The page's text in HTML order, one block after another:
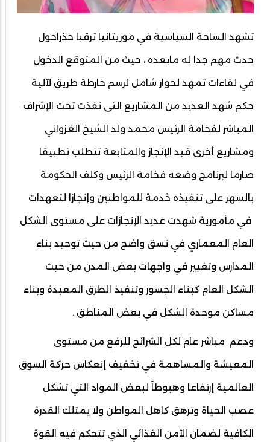
تشهد الساحة السياسية في موريتانيا ترقبا حذراحول
حدث مهم جدا له مابعده ، حيث من المتوقع الدخول
في لقاءات تمهد لحوار شامل لرسم خارطة طريق لآلية
حكم شهد العديد من المشاريع التى نفذت تحت الإشراف
المباشر لفخامة الرئيس محمد ولد الشيخ الغزواني
ومشاريع أخرى قيد الإنجاز والمتابعة تتطلب تطبيقا
صارما لبرنامج وضعه فخامة الرئيس وكلف الحكومة
بالسهر على تنفيذه خدمة للمواطنين وإنجازا لتعهدات
في مأمورية شهدت عديد الإنجازات على مستوى الشكل
العام المعماري في نسق واضح من حيث توحيد بناء
المدارس وتغيير في واجهات بعض المدن من حيث
الشكل العام كبناء الجسور وتنفيذ الطرق المعبدة وبناء
مساكن موحدة الشكل في بعض المناطق .
ودعم مباشر عام لكل الشرائح للرفع من مستوى
المعيشة والمساهمة في تخفيف إنعكاس حركة السوق
العالمية إرتفاعا وهبوطاً لبعض المواد التي تشكل
عصب الحياة وترهق كاهل المواطن ولا يمتلك القدرة
الكافية لضمان الأمن الغذائي الذي تتحكم فيه القوة